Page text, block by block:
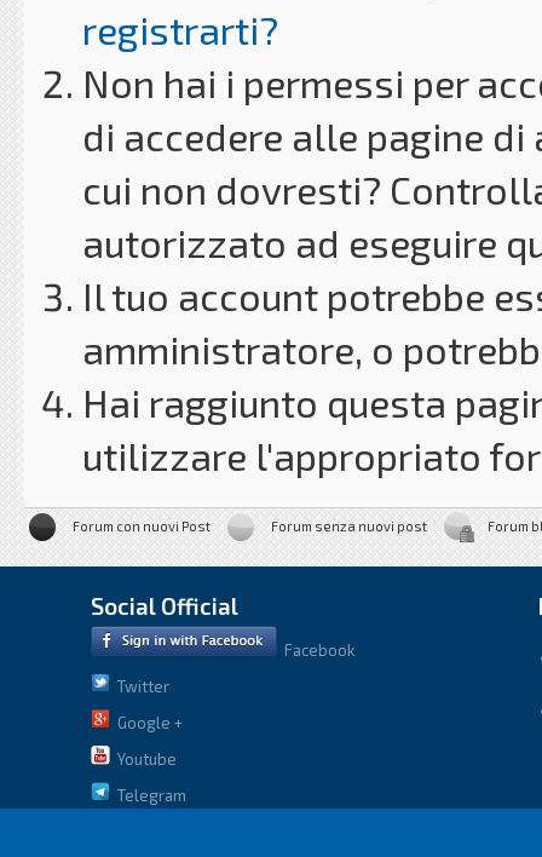
registrarti?
Non hai i permessi per
di accedere alle pagine
cui non dovresti?
autorizzato ad eseguire
Il tuo account potrebbe
amministratore, o
Hai raggiunto questa
utilizzare l'appropriato
Forum con nuovi Post Forum senza nuovi post Forum
Social Official
Facebook
Twitter
Google +
Youtube
Telegram